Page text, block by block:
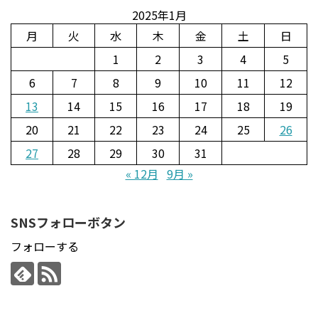
2025年1月
月
火 水 木 金 土
日
1
2 3 4
5
6
7 8 9 10 11
12
13
14 15 16 17 18
19
20
21 22 23 24 25
26
27
28 29 30
31
« 12月 9月 »
SNSフォローボタン
フォローする